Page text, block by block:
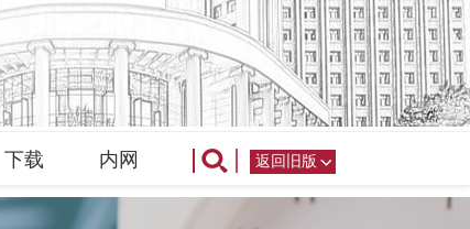
下载 内网 返回旧版